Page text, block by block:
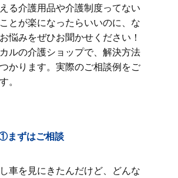
る介護用品や介護制度ってない
とが楽になったらいいのに、な
悩みをぜひお聞かせください！
ルの介護ショップで、解決方法
かります。実際のご相談例をご
。
まずはご相談
し車を見にきたんだけど、どんな